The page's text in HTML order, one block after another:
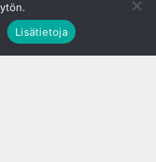
Lisätietoja